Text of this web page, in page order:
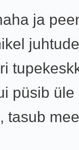
ja
püsib üle
tasub